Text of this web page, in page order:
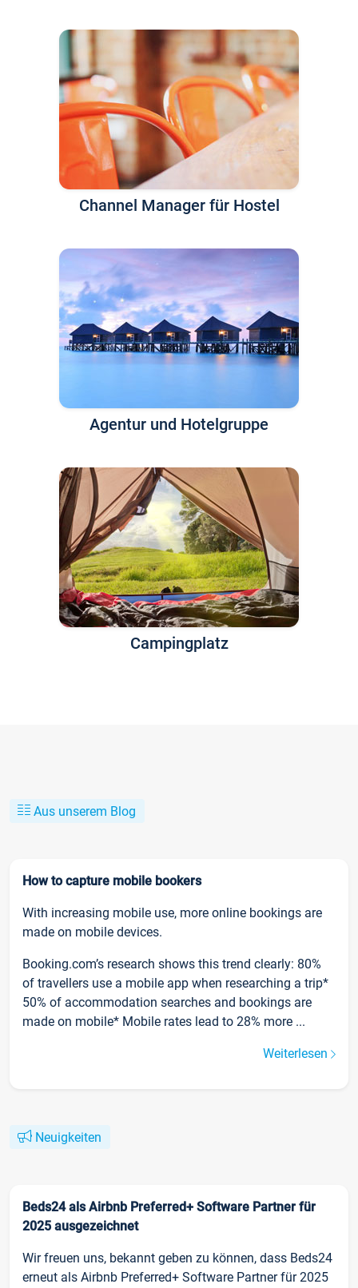
Channel Manager für Hostel
Agentur und Hotelgruppe
Campingplatz
Aus unserem Blog
How to capture mobile bookers
With increasing mobile use, more online bookings are
made on mobile devices.
Booking.com’s research shows this trend clearly: 80%
of travellers use a mobile app when researching a trip*
50% of accommodation searches and bookings are
made on mobile* Mobile rates lead to 28% more ...
Weiterlesen
Neuigkeiten
Beds24 als Airbnb Preferred+ Software Partner für
2025 ausgezeichnet
Wir freuen uns, bekannt geben zu können, dass Beds24
erneut als Airbnb Preferred+ Software Partner für 2025